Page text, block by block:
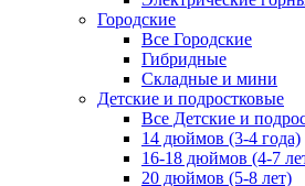
Городские
Все Городские
Гибридные
Складные и мини
Детские и подростковые
Все Детские и
14 дюймов (3-4 года)
16-18 дюймов (4-7
20 дюймов (5-8 лет)